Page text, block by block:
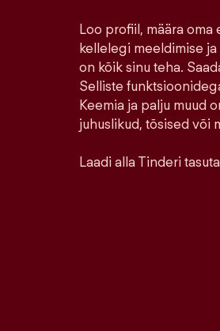
Loo profiil, määra oma
kellelegi meeldimise
on kõik sinu teha.
Selliste
Keemia ja palju muud
juhuslikud, tõsised või
Laadi alla Tinderi